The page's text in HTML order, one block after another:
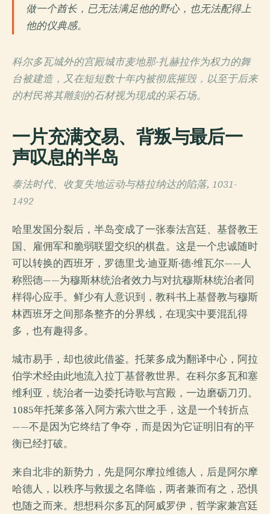
做一个酋长，已无法满足他的野心，也无法配得上
他的仪典感。
科尔多瓦城外的宫殿城市麦地那·扎赫拉作为权力的舞
台被建造，又在短短数十年内被彻底摧毁，以至于后来
的村民将其雕刻的石材视为现成的采石场。
一片充满交易、背叛与最后一
声叹息的半岛
泰法时代、收复失地运动与格拉纳达的陷落, 1031-
1492
哈里发国分裂后，半岛变成了一张泰法宫廷、基督教王
国、雇佣军和脆弱联盟交织的棋盘。这是一个忠诚随时
可以转换的西班牙，罗德里戈·迪亚斯·德·维瓦尔——人
称熙德——为穆斯林统治者效力与对抗穆斯林统治者同
样得心应手。鲜少有人意识到，教科书上基督教与穆斯
林西班牙之间那条整齐的分界线，在现实中要混乱得
多，也有趣得多。
城市易手，却也彼此借鉴。托莱多成为翻译中心，阿拉
伯学术经由此地流入拉丁基督教世界。在科尔多瓦和塞
维利亚，统治者一边委托诗歌与宫殿，一边磨砺刀刃。
1085年托莱多落入阿方索六世之手，这是一个转折点
——不是因为它终结了争夺，而是因为它证明旧有的平
衡已经打破。
来自北非的新势力，先是阿尔摩拉维德人，后是阿尔摩
哈德人，以秩序与救援之名降临，两者兼而有之，恐惧
也随之而来。想想科尔多瓦的阿威罗伊，哲学家兼宫廷